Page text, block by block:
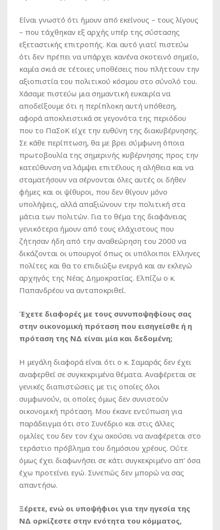
Είναι γνωστό ότι ήμουν από εκείνους – τους λίγους
– που τάχθηκαν εξ αρχής υπέρ της σύστασης
εξεταστικής επιτροπής. Και αυτό γιατί πιστεύω
ότι δεν πρέπει να υπάρχει κανένα σκοτεινό σημείο,
καμία σκιά σε τέτοιες υποθέσεις που πλήττουν την
αξιοπιστία του πολιτικού κόσμου στο σύνολό του.
Χάσαμε πιστεύω μια σημαντική ευκαιρία να
αποδείξουμε ότι η περίπλοκη αυτή υπόθεση,
αφορά αποκλειστικά σε γεγονότα της περιόδου
που το ΠαΣοΚ είχε την ευθύνη της διακυβέρνησης.
Σε κάθε περίπτωση, θα με βρει σύμφωνη όποια
πρωτοβουλία της σημερινής κυβέρνησης προς την
κατεύθυνση να λάμψει επιτέλους η αλήθεια και να
σταματήσουν να σέρνονται όλες αυτές οι δήθεν
φήμες και οι ψίθυροι, που δεν θίγουν μόνο
υπολήψεις, αλλά απαξιώνουν την πολιτική στα
μάτια των πολιτών. Για το θέμα της διαφάνειας
γενικότερα ήμουν από τους ελάχιστους που
ζήτησαν ήδη από την αναθεώρηση του 2000 να
δικάζονται οι υπουργοί όπως οι υπόλοιποι Ελληνες
πολίτες και θα το επιδιώξω ενεργά και αν εκλεγώ
αρχηγός της Νέας Δημοκρατίας. Ελπίζω ο κ.
Παπανδρέου να ανταποκριθεί.
Έχετε διαφορές με τους συνυποψηφίους σας
στην οικονομική πρόταση που εισηγείσθε ή η
πρόταση της ΝΔ είναι μία και δεδομένη;
Η μεγάλη διαφορά είναι ότι ο κ. Σαμαράς δεν έχει
αναφερθεί σε συγκεκριμένα θέματα. Αναφέρεται σε
γενικές διαπιστώσεις με τις οποίες όλοι
συμφωνούν, οι οποίες όμως δεν συνιστούν
οικονομική πρόταση. Μου έκανε εντύπωση για
παράδειγμα ότι στο Συνέδριο και στις άλλες
ομιλίες του δεν τον έχω ακούσει να αναφέρεται στο
τεράστιο πρόβλημα του δημόσιου χρέους. Ούτε
όμως έχει διαφωνήσει σε κάτι συγκεκριμένο απ’ όσα
έχω προτείνει εγώ. Συνεπώς δεν μπορώ να σας
απαντήσω.
Ξέρετε, ενώ οι υποψήφιοι για την ηγεσία της
ΝΔ ορκίζεστε στην ενότητα του κόμματος,